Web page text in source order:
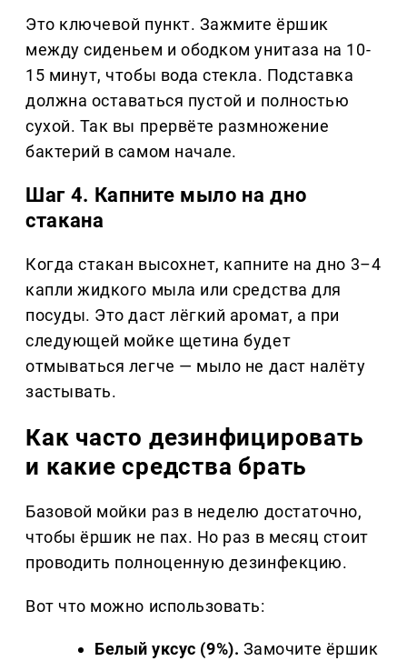
Это ключевой пункт. Зажмите ёршик
между сиденьем и ободком унитаза на 10-
15 минут, чтобы вода стекла. Подставка
должна оставаться пустой и полностью
сухой. Так вы прервёте размножение
бактерий в самом начале.
Шаг 4. Капните мыло на дно
стакана
Когда стакан высохнет, капните на дно 3–4
капли жидкого мыла или средства для
посуды. Это даст лёгкий аромат, а при
следующей мойке щетина будет
отмываться легче — мыло не даст налёту
застывать.
Как часто дезинфицировать
и какие средства брать
Базовой мойки раз в неделю достаточно,
чтобы ёршик не пах. Но раз в месяц стоит
проводить полноценную дезинфекцию.
Вот что можно использовать:
Белый уксус (9%). Замочите ёршик